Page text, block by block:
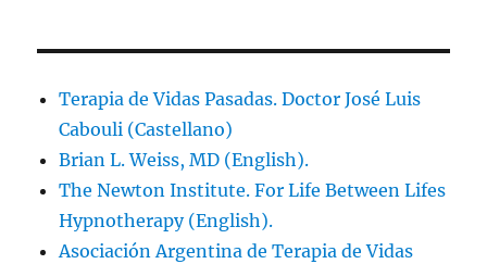
Terapia de Vidas Pasadas. Doctor José Luis
Cabouli (Castellano)
Brian L. Weiss, MD (English).
The Newton Institute. For Life Between Lifes
Hypnotherapy (English).
Asociación Argentina de Terapia de Vidas